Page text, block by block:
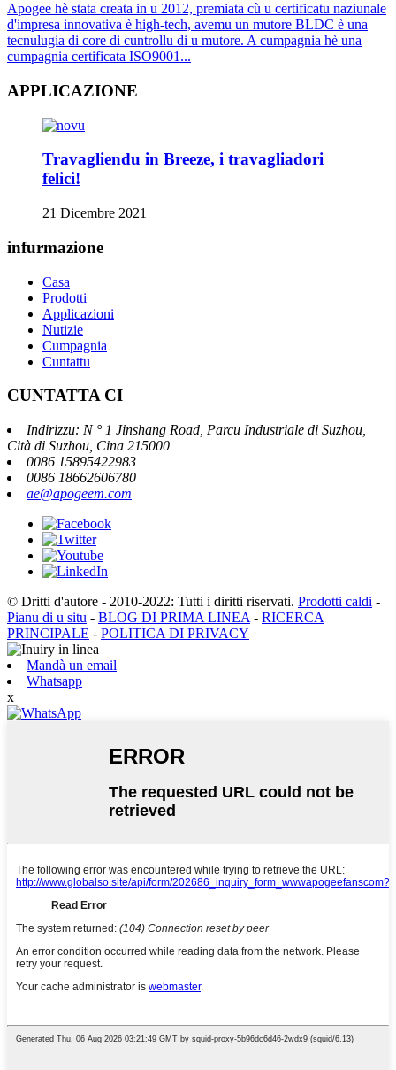
Apogee hè stata creata in u 2012, premiata cù u certificatu naziunale
d'impresa innovativa è high-tech, avemu un mutore BLDC è una
tecnulugia di core di cuntrollu di u mutore. A cumpagnia hè una
cumpagnia certificata ISO9001...
APPLICAZIONE
Travagliendu in Breeze, i travagliadori
felici!
21 Dicembre 2021
infurmazione
Casa
Prodotti
Applicazioni
Nutizie
Cumpagnia
Cuntattu
CUNTATTA CI
Indirizzu: N ° 1 Jinshang Road, Parcu Industriale di Suzhou,
Cità di Suzhou, Cina 215000
0086 15895422983
0086 18662606780
ae@apogeem.com
© Dritti d'autore - 2010-2022: Tutti i diritti riservati. Prodotti caldi -
Pianu di u situ - BLOG DI PRIMA LINEA - RICERCA
PRINCIPALE - POLITICA DI PRIVACY
Mandà un email
Whatsapp
x